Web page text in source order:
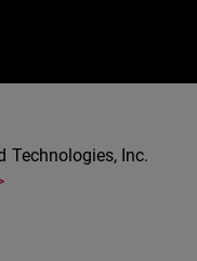
Technologies, Inc.